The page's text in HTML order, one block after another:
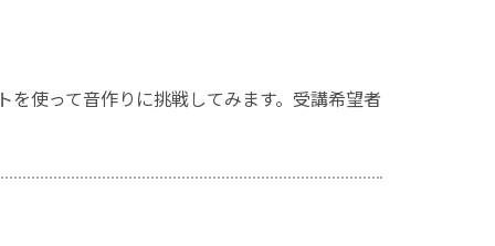
使って音作りに挑戦してみます。受講希望者